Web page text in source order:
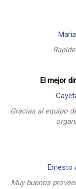
El mejor
Gracias al equipo
Ernesto
Muy buenos